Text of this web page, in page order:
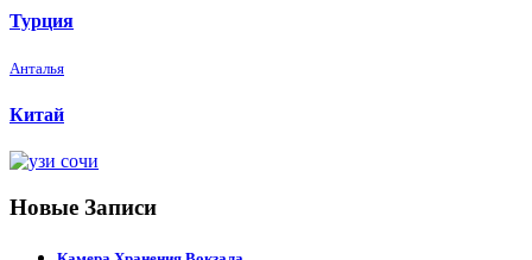
Турция
Анталья
Китай
Новые Записи